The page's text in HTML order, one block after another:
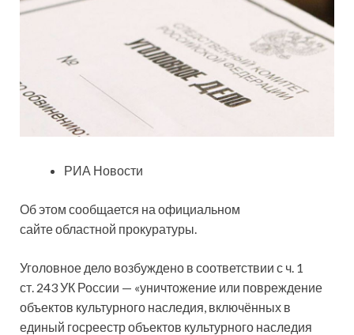
РИА Новости
Об этом сообщается на официальном
сайте областной прокуратуры.
Уголовное дело возбуждено в соответствии с ч. 1
ст. 243 УК России — «уничтожение или повреждение
объектов культурного наследия, включённых в
единый госреестр объектов культурного наследия